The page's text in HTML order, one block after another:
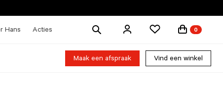
Hans Acties
Zoek
0
Maak een afspraak Vind een winkel